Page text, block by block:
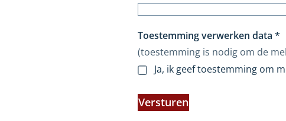
Toestemming verwerken data*
(toestemming is nodig om de
Ja, ik geef toestemming om
Versturen